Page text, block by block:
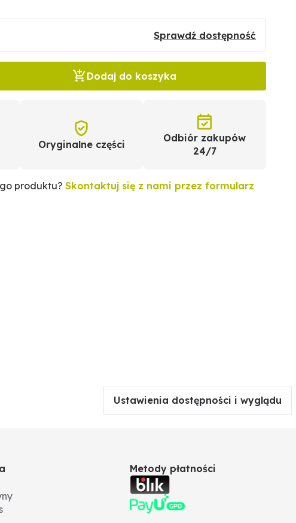
Sprawdź dostępność
Dodaj do koszyka
Oryginalne części
Odbiór zakupów
24/7
produktu? Skontaktuj się z nami przez formularz
Ustawienia dostępności i wyglądu
Metody płatności